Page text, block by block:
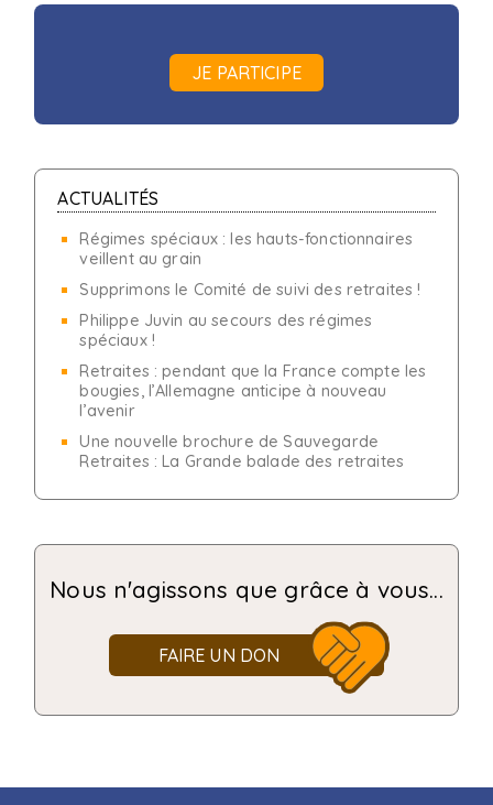
JE PARTICIPE
ACTUALITÉS
Régimes spéciaux : les hauts-fonctionnaires
veillent au grain
Supprimons le Comité de suivi des retraites !
Philippe Juvin au secours des régimes
spéciaux !
Retraites : pendant que la France compte les
bougies, l’Allemagne anticipe à nouveau
l’avenir
Une nouvelle brochure de Sauvegarde
Retraites : La Grande balade des retraites
Nous n'agissons que grâce à vous...
FAIRE UN DON